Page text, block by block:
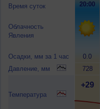
Время суток
Облачность
Явления
Осадки, мм за 1 час
Давление, мм
Температура
20:00
0.0
728
+29